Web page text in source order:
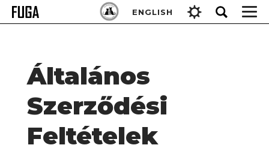
Skip
ENGLISH
Keresés:
Általános
Szerződési
Feltételek